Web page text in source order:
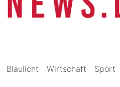
Blaulicht Wirtschaft Sport